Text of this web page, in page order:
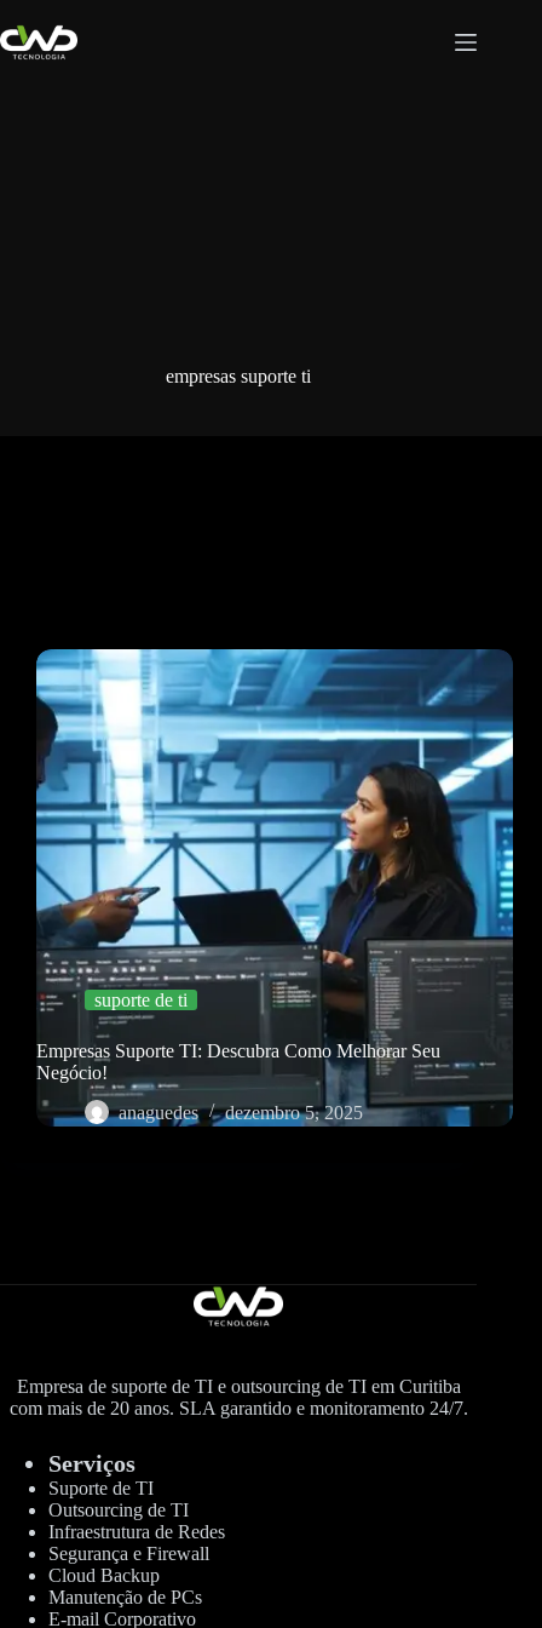
para
o
empresas suporte ti
suporte de ti
Empresas Suporte TI: Descubra Como Melhorar Seu
Negócio!
anaguedes
dezembro 5, 2025
Empresa de suporte de TI e outsourcing de TI em Curitiba
com mais de 20 anos. SLA garantido e monitoramento 24/7.
Serviços
Suporte de TI
Outsourcing de TI
Infraestrutura de Redes
Segurança e Firewall
Cloud Backup
Manutenção de PCs
E-mail Corporativo